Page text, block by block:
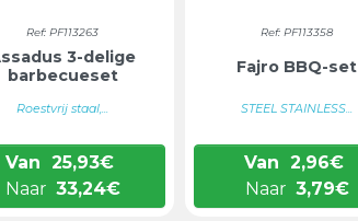
Ref: PF113263
3-delige
barbecueset
Roestvrij staal,...
Van 25,93€
Naar 33,24€
Ref: PF113358
Fajro BBQ-set
STEEL STAINLESS...
Van 2,96€
Naar 3,79€